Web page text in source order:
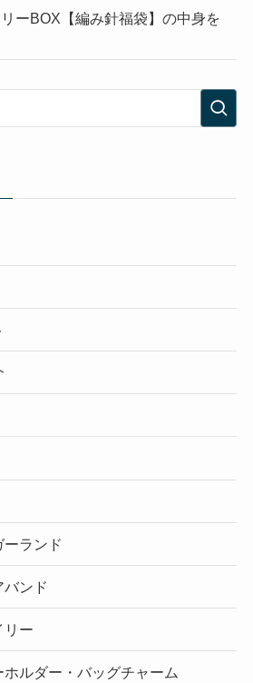
ーBOX【編み針福袋】の中身を
ランド
バンド
リー
ルダー・バッグチャーム